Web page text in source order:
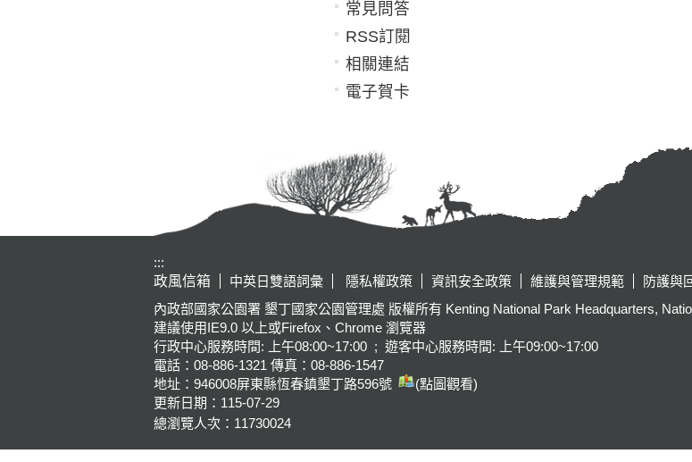
常見問答
RSS訂閱
相關連結
電子賀卡
:::
政風信箱
中英日雙語詞彙 隱私權政策 資訊安全政策 維護與管理規範 防護與
內政部國家公園署 墾丁國家公園管理處 版權所有 Kenting National Park Headquarters,
建議使用IE9.0 以上或Firefox、Chrome 瀏覽器
行政中心服務時間: 上午08:00~17:00 ; 遊客中心服務時間: 上午09:00~17:00
電話：08-886-1321 傳真：08-886-1547
地址：946008屏東縣恆春鎮墾丁路596號
(點圖觀看)
更新日期： 115-07-29
總瀏覽人次： 11730024